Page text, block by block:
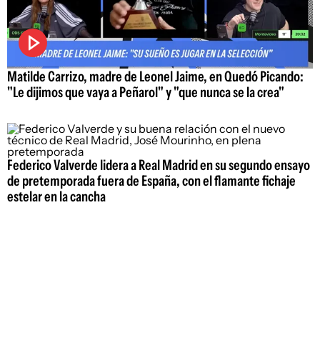
Matilde Carrizo, madre de Leonel Jaime, en Quedó Picando:
"Le dijimos que vaya a Peñarol" y "que nunca se la crea"
Federico Valverde lidera a Real Madrid en su segundo ensayo
de pretemporada fuera de España, con el flamante fichaje
estelar en la cancha